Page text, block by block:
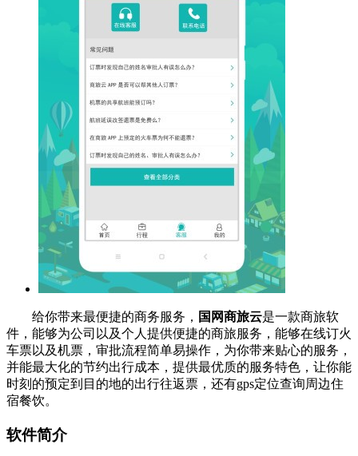
给你带来最便捷的商务服务， 国网商旅云是一款商旅软
件，能够为公司以及个人提供便捷的商旅服务，能够在线订火
车票以及机票，审批流程简单易操作，为你带来贴心的服务，
并能最大化的节约出行成本，提供最优质的服务特色，让你能
时刻的预定到目的地的出行往返票，还有gps定位查询周边住
宿餐饮。
软件简介